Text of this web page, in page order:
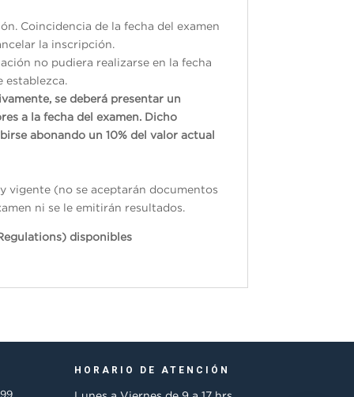
Coincidencia de la fecha del examen
la inscripción.
no pudiera realizarse en la fecha
se deberá presentar un
a la fecha del examen. Dicho
abonando un 10% del valor actual
vigente (no se aceptarán documentos
ni se le emitirán resultados.
disponibles
HORARIO DE ATENCIÓN